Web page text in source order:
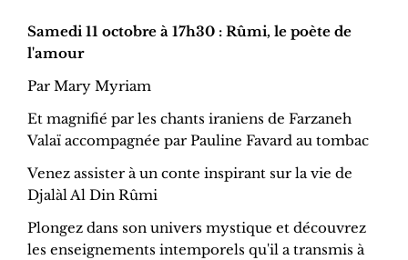
Samedi 11 octobre à 17h30 : Rûmi, le poète de
l'amour
Par Mary Myriam
Et magnifié par les chants iraniens de Farzaneh
Valaï accompagnée par Pauline Favard au tombac
Venez assister à un conte inspirant sur la vie de
Djalàl Al Din Rûmi
Plongez dans son univers mystique et découvrez
les enseignements intemporels qu'il a transmis à